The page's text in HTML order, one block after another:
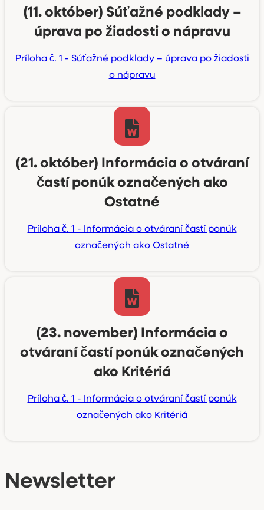
(11. október) Súťažné podklady –
úprava po žiadosti o nápravu
Príloha č. 1 - Súťažné podklady – úprava po žiadosti
o nápravu
(21. október) Informácia o otváraní
častí ponúk označených ako
Ostatné
Príloha č. 1 - Informácia o otváraní častí ponúk
označených ako Ostatné
(23. november) Informácia o
otváraní častí ponúk označených
ako Kritériá
Príloha č. 1 - Informácia o otváraní častí ponúk
označených ako Kritériá
Newsletter